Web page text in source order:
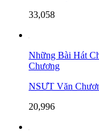
33,058
Những Bài Hát
Chương
NSƯT Văn
20,996